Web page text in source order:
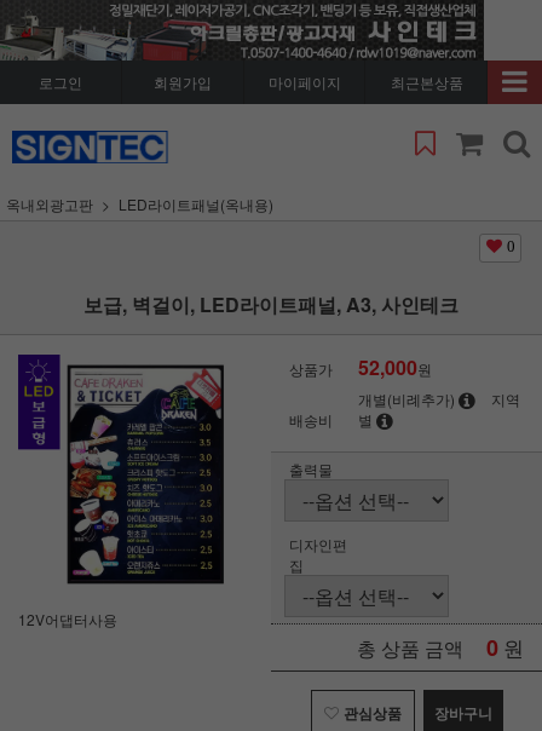
로그인 회원가입 마이페이지 최근본상품
옥내외광고판 LED라이트패널(옥내용)
0
보급, 벽걸이, LED라이트패널, A3, 사인테크
12V어댑터사용
상품가 52,000원
배송비
개별(비례추가)
지역
별
출력물
디자인편
집
총 상품 금액 0 원
관심상품 장바구니